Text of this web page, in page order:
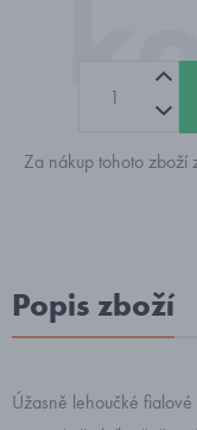
Za nákup tohoto zboží
Popis zboží
Úžasně lehoučké